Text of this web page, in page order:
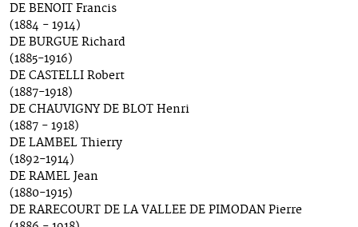
DE BENOIT Francis
(1884 - 1914)
DE BURGUE Richard
(1885-1916)
DE CASTELLI Robert
(1887-1918)
DE CHAUVIGNY DE BLOT Henri
(1887 - 1918)
DE LAMBEL Thierry
(1892-1914)
DE RAMEL Jean
(1880-1915)
DE RARECOURT DE LA VALLEE DE PIMODAN Pierre